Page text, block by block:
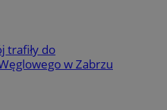
trafiły do
w Zabrzu